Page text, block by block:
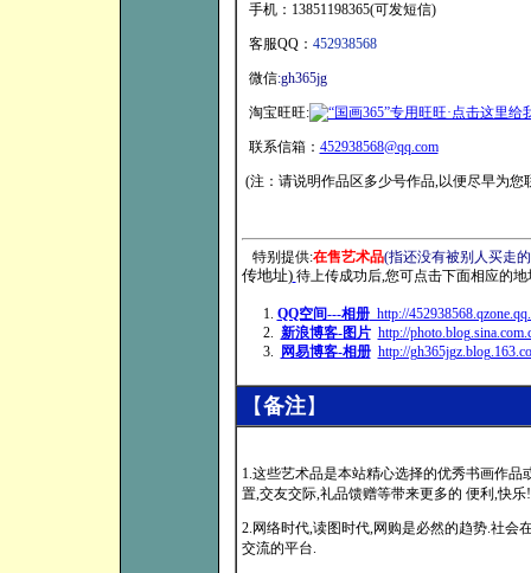
手机：13851198365(可发短信)
客服QQ： 452938568
微信:gh365jg
淘宝旺旺:
联系信箱： 452938568@qq.com
(注：请说明作品区多少号作品,以便尽早为
特别提供:在售艺术品(指还没有被别人买走
传地址) 待上传成功后,您可点击下面相应的
1. QQ空间---相册http://
2. 新浪博客-图片 http://
3.
网易博客-相册 http://
【备注】
1.这些艺术品是本站精心选择的优秀书画作
置,交友交际,礼品馈赠等带来更多的 便利,快乐!
2.网络时代,读图时代,网购是必然的趋势.社会
交流的平台.